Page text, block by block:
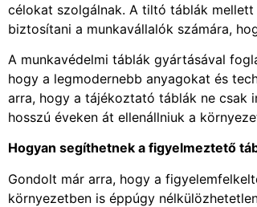
célokat szolgálnak. A tiltó táblák
biztosítani a munkavállalók számára,
A munkavédelmi táblák gyártásával
hogy a legmodernebb anyagokat és
arra, hogy a tájékoztató táblák ne csak
hosszú éveken át ellenállniuk a
Hogyan segíthetnek a figyelmeztető
Gondolt már arra, hogy a
környezetben is éppúgy